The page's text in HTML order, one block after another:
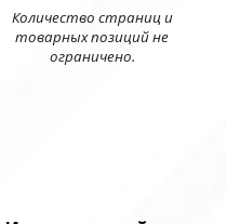
Количество страниц и
товарных позиций не
ограничено.